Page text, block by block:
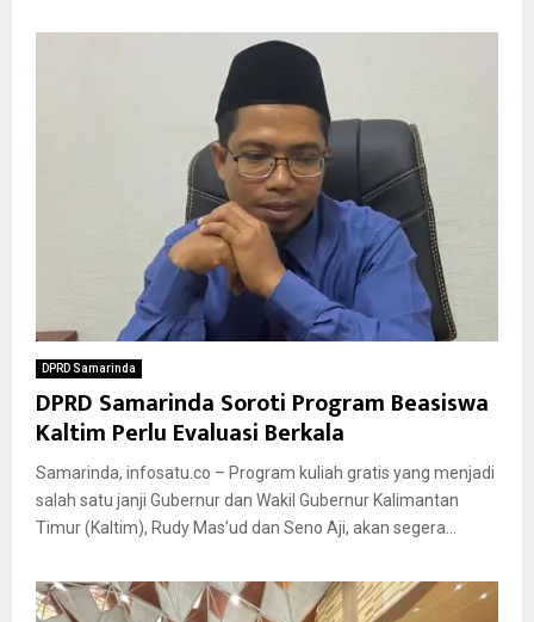
DPRD Samarinda
DPRD Samarinda Soroti Program Beasiswa
Kaltim Perlu Evaluasi Berkala
Samarinda, infosatu.co – Program kuliah gratis yang menjadi
salah satu janji Gubernur dan Wakil Gubernur Kalimantan
Timur (Kaltim), Rudy Mas’ud dan Seno Aji, akan segera...